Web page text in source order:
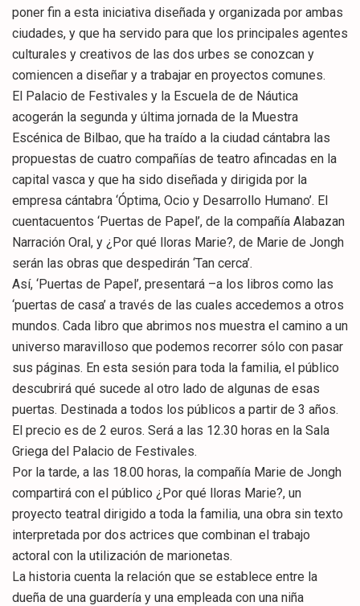
poner fin a esta iniciativa diseñada y organizada por ambas
ciudades, y que ha servido para que los principales agentes
culturales y creativos de las dos urbes se conozcan y
comiencen a diseñar y a trabajar en proyectos comunes.
El Palacio de Festivales y la Escuela de de Náutica
acogerán la segunda y última jornada de la Muestra
Escénica de Bilbao, que ha traído a la ciudad cántabra las
propuestas de cuatro compañías de teatro afincadas en la
capital vasca y que ha sido diseñada y dirigida por la
empresa cántabra ‘Óptima, Ocio y Desarrollo Humano’. El
cuentacuentos ‘Puertas de Papel’, de la compañía Alabazan
Narración Oral, y ¿Por qué lloras Marie?, de Marie de Jongh
serán las obras que despedirán ‘Tan cerca’.
Así, ‘Puertas de Papel’, presentará –a los libros como las
‘puertas de casa’ a través de las cuales accedemos a otros
mundos. Cada libro que abrimos nos muestra el camino a un
universo maravilloso que podemos recorrer sólo con pasar
sus páginas. En esta sesión para toda la familia, el público
descubrirá qué sucede al otro lado de algunas de esas
puertas. Destinada a todos los públicos a partir de 3 años.
El precio es de 2 euros. Será a las 12.30 horas en la Sala
Griega del Palacio de Festivales.
Por la tarde, a las 18.00 horas, la compañía Marie de Jongh
compartirá con el público ¿Por qué lloras Marie?, un
proyecto teatral dirigido a toda la familia, una obra sin texto
interpretada por dos actrices que combinan el trabajo
actoral con la utilización de marionetas.
La historia cuenta la relación que se establece entre la
dueña de una guardería y una empleada con una niña